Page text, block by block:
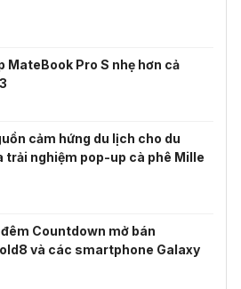
MateBook Pro S nhẹ hơn cả
cảm hứng du lịch cho du
trải nghiệm pop-up cà phê Mille
Countdown mở bán
và các smartphone Galaxy